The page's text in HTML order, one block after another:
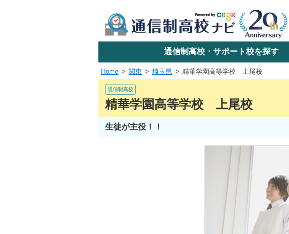
学校名で探す
通信制高校・サポート校を探す
Home 関東 埼玉県 精華学園高等学校 上尾校
通信制高校
精華学園高等学校 上尾校
生徒が主役！！